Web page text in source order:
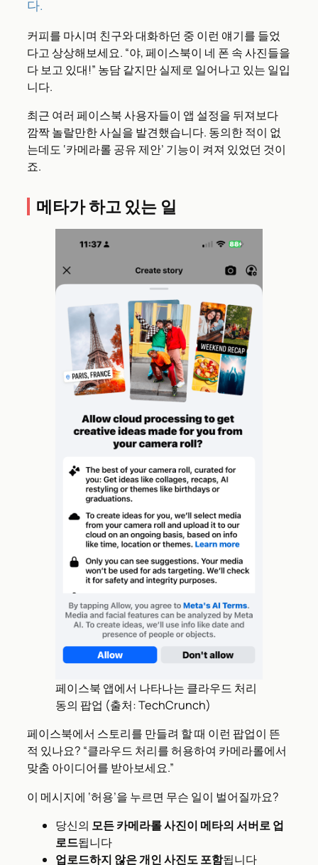
다.
커피를 마시며 친구와 대화하던 중 이런 얘기를 들었
다고 상상해보세요. “야, 페이스북이 네 폰 속 사진들을
다 보고 있대!” 농담 같지만 실제로 일어나고 있는 일입
니다.
최근 여러 페이스북 사용자들이 앱 설정을 뒤져보다
깜짝 놀랄만한 사실을 발견했습니다. 동의한 적이 없
는데도 ‘카메라롤 공유 제안’ 기능이 켜져 있었던 것이
죠.
메타가 하고 있는 일
페이스북 앱에서 나타나는 클라우드 처리
동의 팝업 (출처: TechCrunch)
페이스북에서 스토리를 만들려 할 때 이런 팝업이 뜬
적 있나요? “클라우드 처리를 허용하여 카메라롤에서
맞춤 아이디어를 받아보세요.”
이 메시지에 ‘허용’을 누르면 무슨 일이 벌어질까요?
당신의 모든 카메라롤 사진이 메타의 서버로 업
로드됩니다
업로드하지 않은 개인 사진도 포함됩니다